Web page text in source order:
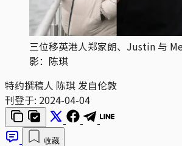
三位移英港人郑家朗、Justin 与
影：陈琪
特约撰稿人 陈琪 发自伦敦
刊登于: 2024-04-04
收藏